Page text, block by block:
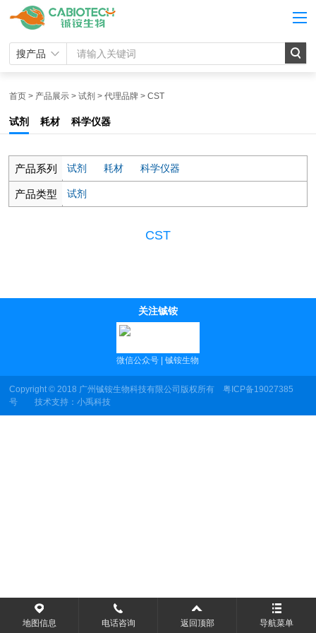
搜产品
首页 > 产品展示 >试剂 >代理品牌 >CST
试剂 耗材 科学仪器
产品系列 试剂 耗材 科学仪器
产品类型 试剂
CST
关注铖铵
微信公众号 | 铖铵生物
Copyright © 2018 广州铖铵生物科技有限公司版权所有粤ICP备19027385
号 技术支持：小禹科技
地图信息 电话咨询 返回顶部 导航菜单